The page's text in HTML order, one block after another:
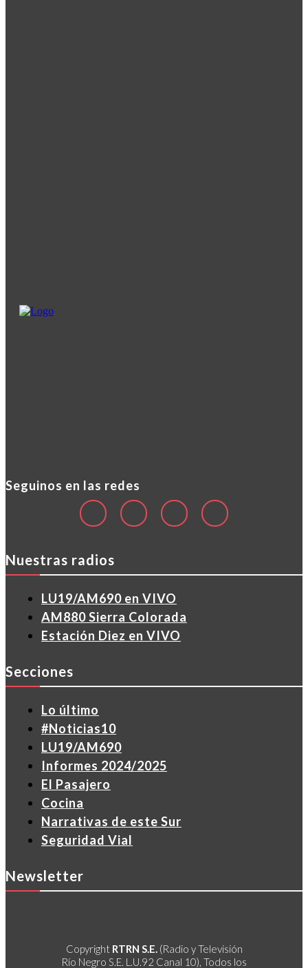
Seguinos en las redes
Nuestras radios
LU19/AM690 en VIVO
AM880 Sierra Colorada
Estación Diez en VIVO
Secciones
Lo último
#Noticias10
LU19/AM690
Informes 2024/2025
El Pasajero
Cocina
Narrativas de este Sur
Seguridad Vial
Newsletter
Copyright RTRN S.E.(Radio y Televisión
Río Negro S.E. L.U.92 Canal 10), Todos los